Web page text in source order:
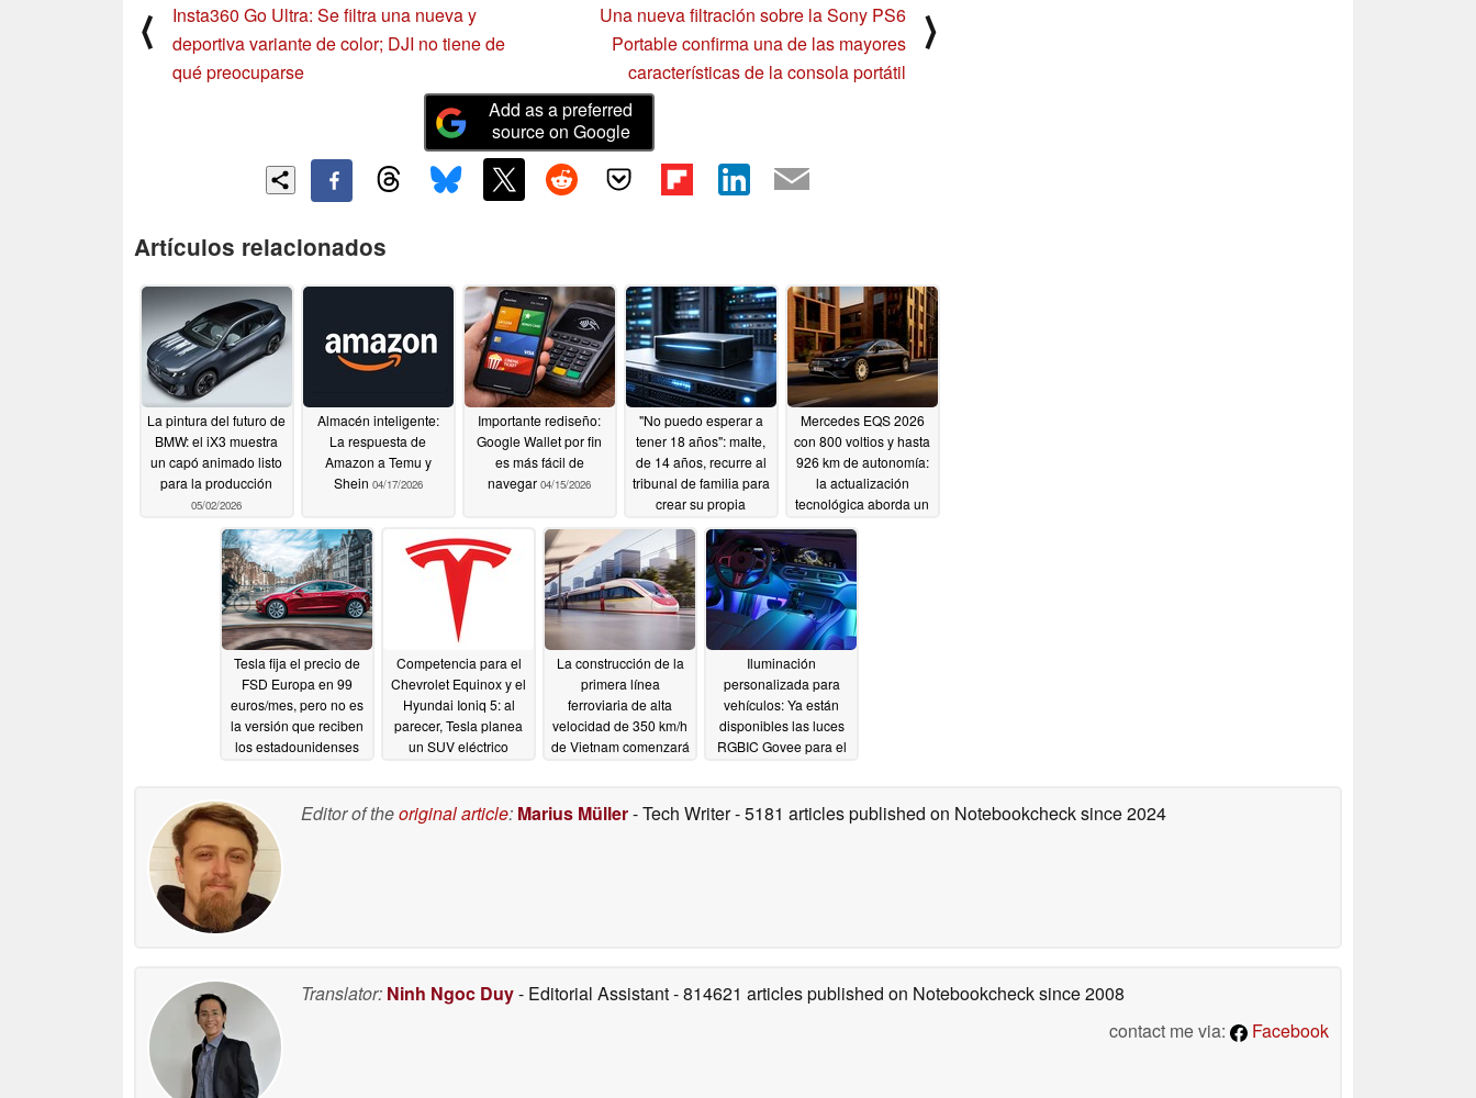
⟨
Insta360 Go Ultra: Se filtra una nueva y
deportiva variante de color; DJI no tiene de
qué preocuparse
Una nueva filtración sobre la Sony PS6
Portable confirma una de las mayores
características de la consola portátil
⟩
Add as a preferred
source on Google
Artículos relacionados
La pintura del futuro de
BMW: el iX3 muestra
un capó animado listo
para la producción
05/02/2026
Almacén inteligente:
La respuesta de
Amazon a Temu y
Shein 04/17/2026
Importante rediseño:
Google Wallet por fin
es más fácil de
navegar 04/15/2026
"No puedo esperar a
tener 18 años": malte,
de 14 años, recurre al
tribunal de familia para
crear su propia
04/15/2026
Mercedes EQS 2026
con 800 voltios y hasta
926 km de autonomía:
la actualización
tecnológica aborda un
imagen
Tesla fija el precio de
FSD Europa en 99
euros/mes, pero no es
la versión que reciben
los estadounidenses
Competencia para el
Chevrolet Equinox y el
Hyundai Ioniq 5: al
parecer, Tesla planea
un SUV eléctrico
La construcción de la
primera línea
ferroviaria de alta
velocidad de 350 km/h
de Vietnam comenzará
Iluminación
personalizada para
vehículos: Ya están
disponibles las luces
RGBIC Govee para el
Editor of theoriginal article: Marius Müller- Tech Writer- 5181 articles published on Notebookchecksince 2024
Translator: Ninh Ngoc Duy- Editorial Assistant- 814621 articles published on Notebookchecksince 2008
contact me via:
Facebook